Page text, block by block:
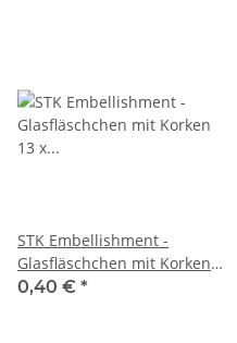
STK Embellishment -
Glasfläschchen mit Korken
13 x 25 mm
0,40 € *